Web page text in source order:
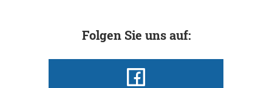
Folgen Sie uns auf: